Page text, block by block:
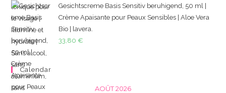
Gesichtscreme Basis Sensitiv beruhigend, 50 ml |
Crème Apaisante pour Peaux Sensibles | Aloe Vera
Bio | lavera.
33,80 €
Calendar
AOÛT 2026